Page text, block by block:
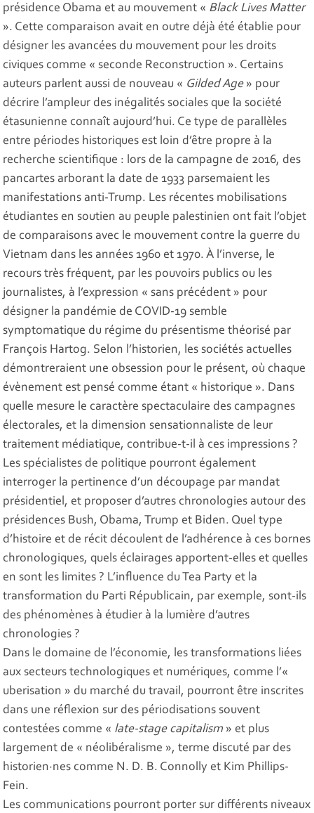
présidence Obama et au mouvement « Black Lives Matter
». Cette comparaison avait en outre déjà été établie pour
désigner les avancées du mouvement pour les droits
civiques comme « seconde Reconstruction ». Certains
auteurs parlent aussi de nouveau « Gilded Age » pour
décrire l’ampleur des inégalités sociales que la société
étasunienne connaît aujourd’hui. Ce type de parallèles
entre périodes historiques est loin d’être propre à la
recherche scientifique : lors de la campagne de 2016, des
pancartes arborant la date de 1933 parsemaient les
manifestations anti-Trump. Les récentes mobilisations
étudiantes en soutien au peuple palestinien ont fait l’objet
de comparaisons avec le mouvement contre la guerre du
Vietnam dans les années 1960 et 1970. À l’inverse, le
recours très fréquent, par les pouvoirs publics ou les
journalistes, à l’expression « sans précédent » pour
désigner la pandémie de COVID-19 semble
symptomatique du régime du présentisme théorisé par
François Hartog. Selon l’historien, les sociétés actuelles
démontreraient une obsession pour le présent, où chaque
évènement est pensé comme étant « historique ». Dans
quelle mesure le caractère spectaculaire des campagnes
électorales, et la dimension sensationnaliste de leur
traitement médiatique, contribue-t-il à ces impressions ?
Les spécialistes de politique pourront également
interroger la pertinence d’un découpage par mandat
présidentiel, et proposer d’autres chronologies autour des
présidences Bush, Obama, Trump et Biden. Quel type
d’histoire et de récit découlent de l’adhérence à ces bornes
chronologiques, quels éclairages apportent-elles et quelles
en sont les limites ? L’influence du Tea Party et la
transformation du Parti Républicain, par exemple, sont-ils
des phénomènes à étudier à la lumière d’autres
chronologies ?
Dans le domaine de l’économie, les transformations liées
aux secteurs technologiques et numériques, comme l’«
uberisation » du marché du travail, pourront être inscrites
dans une réflexion sur des périodisations souvent
contestées comme « late-stage capitalism » et plus
largement de « néolibéralisme », terme discuté par des
historien·nes comme N. D. B. Connolly et Kim Phillips-
Fein.
Les communications pourront porter sur différents niveaux